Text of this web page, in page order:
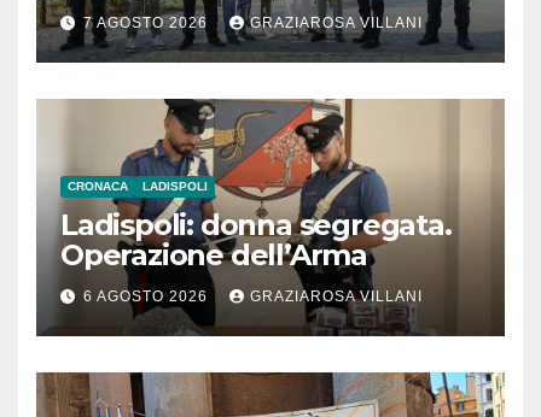
l’inaugurazione
7 AGOSTO 2026 GRAZIAROSA VILLANI
CRONACA LADISPOLI
Ladispoli: donna segregata.
Operazione dell’Arma
6 AGOSTO 2026 GRAZIAROSA VILLANI